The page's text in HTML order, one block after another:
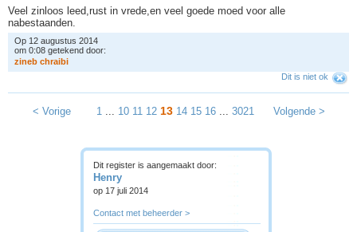
Veel zinloos leed,rust in vrede,en veel goede moed voor alle
nabestaanden.
Op 12 augustus 2014
om 0:08 getekend door:
zineb chraibi
Dit is niet ok
< Vorige 1... 10 11 12 13 14 15 16... 3021 Volgende >
Dit register is aangemaakt door:
Henry
op 17 juli 2014
Contact met beheerder >